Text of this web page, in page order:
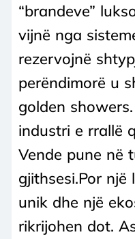
“brandeve”
vijnë nga
rezervojnë
perëndimorë u
golden
industri e rrallë
Vende pune në
gjithsesi.Por një
unik dhe një
rikrijohen dot.